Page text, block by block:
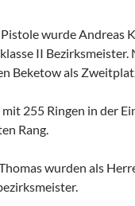
wurde Andreas
II Bezirksmeister.
Beketow als
mit 255 Ringen in der
Rang.
wurden als